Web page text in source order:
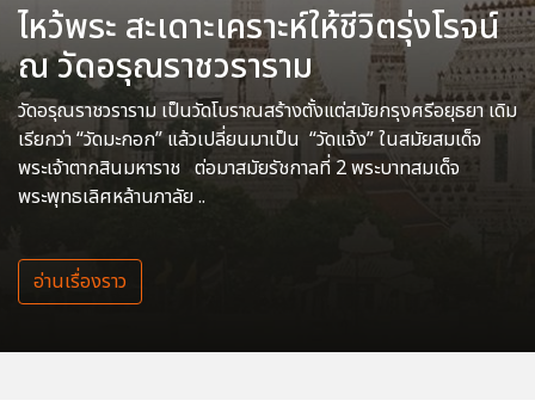
ไหว้พระ สะเดาะเคราะห์ให้ชีวิตรุ่งโรจน์
ณ วัดอรุณราชวราราม
วัดอรุณราชวราราม เป็นวัดโบราณสร้างตั้งแต่สมัยกรุงศรีอยุธยา เดิม
เรียกว่า “วัดมะกอก” แล้วเปลี่ยนมาเป็น “วัดแจ้ง” ในสมัยสมเด็จ
พระเจ้าตากสินมหาราช ต่อมาสมัยรัชกาลที่ 2 พระบาทสมเด็จ
พระพุทธเลิศหล้านภาลัย ..
อ่านเรื่องราว